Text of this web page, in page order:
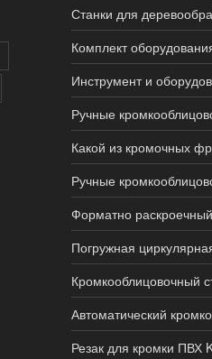
Станки для
Комплект
Инструмент и
Ручные
Какой из кромочных
Ручные
Форматно
Погружная
Кромкооблицовочный
Автоматический
Резак для кромки ПВХ